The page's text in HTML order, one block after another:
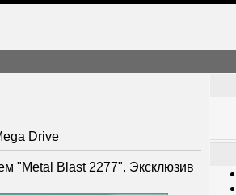
Drive
"Metal Blast 2277". Эксклюзив